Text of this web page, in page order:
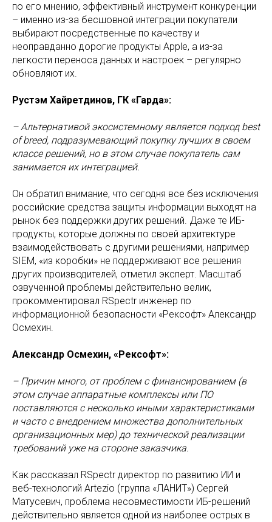
по его мнению, эффективный инструмент конкуренции
– именно из-за бесшовной интеграции покупатели
выбирают посредственные по качеству и
неоправданно дорогие продукты Apple, а из-за
легкости переноса данных и настроек – регулярно
обновляют их.
Рустэм Хайретдинов, ГК «Гарда»:
– Альтернативой экосистемному является подход best
of breed, подразумевающий покупку лучших в своем
классе решений, но в этом случае покупатель сам
занимается их интеграцией.
Он обратил внимание, что сегодня все без исключения
российские средства защиты информации выходят на
рынок без поддержки других решений. Даже те ИБ-
продукты, которые должны по своей архитектуре
взаимодействовать с другими решениями, например
SIEM, «из коробки» не поддерживают все решения
других производителей, отметил эксперт. Масштаб
озвученной проблемы действительно велик,
прокомментировал RSpectr инженер по
информационной безопасности «Рексофт» Александр
Осмехин.
Александр Осмехин, «Рексофт»:
– Причин много, от проблем с финансированием (в
этом случае аппаратные комплексы или ПО
поставляются с несколько иными характеристиками
и часто с внедрением множества дополнительных
организационных мер) до технической реализации
требований уже на стороне заказчика.
Как рассказал RSpectr директор по развитию ИИ и
веб-технологий Artezio (группа «ЛАНИТ») Сергей
Матусевич, проблема несовместимости ИБ-решений
действительно является одной из наиболее острых в